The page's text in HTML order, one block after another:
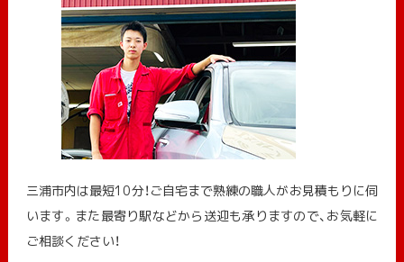
三浦市内は最短10分！ご自宅まで熟練の職人がお見積もりに伺
います。また最寄り駅などから送迎も承りますので、お気軽に
ご相談ください！